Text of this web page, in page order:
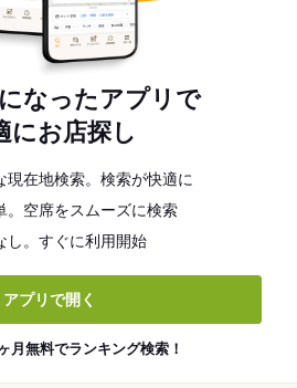
なったアプリで
にお店探し
現在地検索。検索が快適に
。空席をスムーズに検索
し。すぐに利用開始
アプリで開く
月無料でランキング検索！